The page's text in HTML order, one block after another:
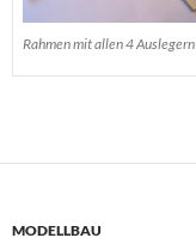
Rahmen mit allen 4 Auslegern
MODELLBAU